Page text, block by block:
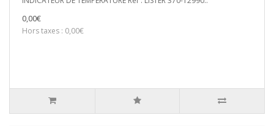
0,00€
Hors taxes : 0,00€